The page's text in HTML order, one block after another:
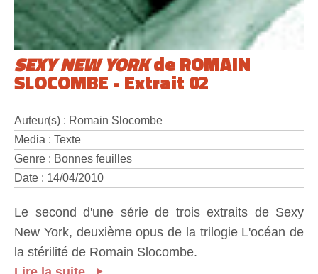
SEXY NEW YORKde ROMAIN
SLOCOMBE - Extrait 02
Auteur(s) : Romain Slocombe
Media : Texte
Genre : Bonnes feuilles
Date : 14/04/2010
Le second d'une série de trois extraits de Sexy
New York, deuxième opus de la trilogie L'océan de
la stérilité de Romain Slocombe.